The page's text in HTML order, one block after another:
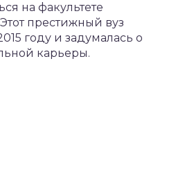
на факультете
престижный вуз
году и задумалась о
карьеры.